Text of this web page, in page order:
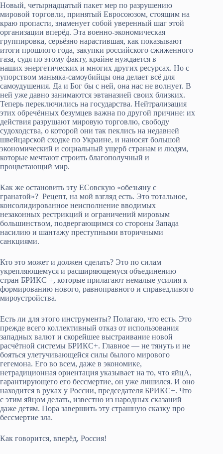
Новый, четырнадцатый пакет мер по разрушению
мировой торговли, принятый Евросоюзом, стоящим на
краю пропасти, знаменует собой уверенный шаг этой
организации вперёд. Эта военно-экономическая
группировка, серьёзно нарастившая, как показывают
итоги прошлого года, закупки российского сжиженного
газа, судя по этому факту, крайне нуждается в
наших энергетических и многих других ресурсах. Но с
упорством маньяка-самоубийцы она делает всё для
самоудушения. Да и Бог бы с ней, она нас не волнует. В
ней уже давно занимаются эвтаназией своих близких.
Теперь переключились на государства. Нейтрализация
этих обречённых безумцев важна по другой причине: их
действия разрушают мировую торговлю, свободу
судоходства, о которой они так пеклись на недавней
швейцарской сходке по Украине, и наносят большой
экономический и социальный ущерб странам и людям,
которые мечтают строить благополучный и
процветающий мир.
Как же остановить эту ЕСовскую «обезьяну с
гранатой»? Рецепт, на мой взгляд есть. Это тотальное,
консолидированное неисполнение вводимых
незаконных рестрикций и ограничений мировым
большинством, подвергающимся со стороны Запада
насилию и шантажу преступными вторичными
санкциями.
Кто это может и должен сделать? Это по силам
укрепляющемуся и расширяющемуся объединению
стран БРИКС +, которые прилагают немалые усилия к
формированию нового, равноправного и справедливого
мироустройства.
Есть ли для этого инструменты? Полагаю, что есть. Это
прежде всего коллективный отказ от использования
западных валют и скорейшее выстраивание новой
расчётной системы БРИКС+. Главное — не тянуть и не
бояться улетучивающейся силы былого мирового
гегемона. Его во всем, даже в экономике,
нетрадиционная ориентация указывает на то, что яйцА,
гарантирующего его бессмертие, он уже лишился. И оно
находится в руках у России, председателя БРИКС+. Что
с этим яйцом делать, известно из народных сказаний
даже детям. Пора завершить эту страшную сказку про
бессмертие зла.
Как говорится, вперёд, Россия!